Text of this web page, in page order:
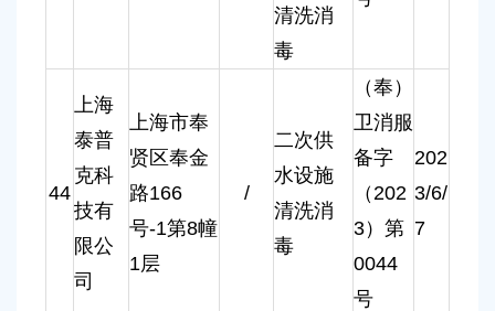
清洗消
毒
44
上海
泰普
克科
技有
限公
司
上海市奉
贤区奉金
路166
号-1第8幢
1层
/
二次供
水设施
清洗消
毒
（奉）
卫消服
备字
（202
3）第
0044
号
202
3/6/
7